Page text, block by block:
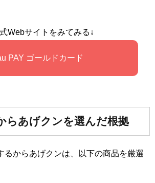
Webサイトをみてみる↓
PAY ゴールドカード
らあげクンを選んだ根拠
るからあげクンは、以下の商品を厳選